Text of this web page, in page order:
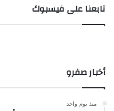
تابعنا على فيسبوك
أخبار صفرو
منذ يوم واحد